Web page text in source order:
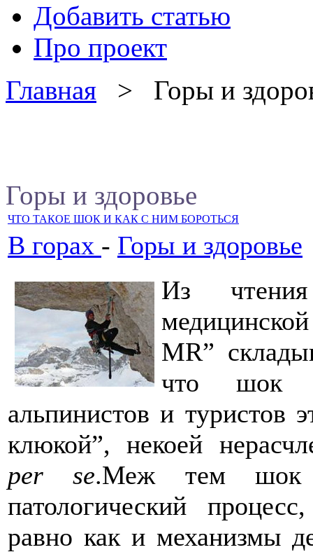
Добавить статью
Про проект
Главная > Горы и
Горы и здоровье
ЧТО ТАКОЕ ШОК И КАК С НИМ БОРОТЬСЯ
В горах - Горы и здоровье
Из
MR”
что шок
альпинистов и туристов
клюкой”, некоей
per se.Меж тем шок
патологический
равно как и механизмы